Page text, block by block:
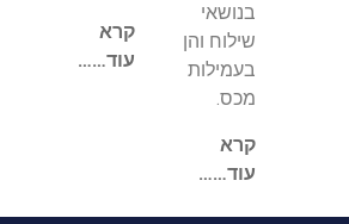
בנושאי
שילוח והן
בעמילות
מכס.
קרא
עוד……
קרא
עוד……